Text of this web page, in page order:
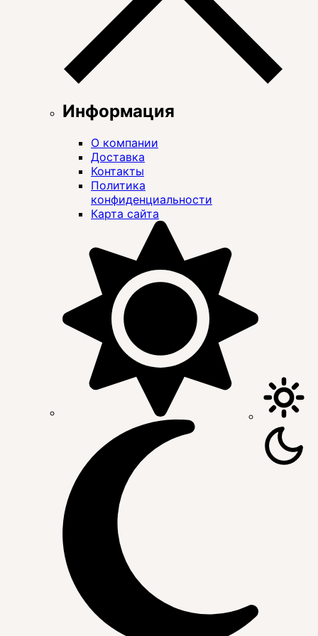
Информация
О компании
Доставка
Контакты
Политика
конфиденциальности
Карта сайта